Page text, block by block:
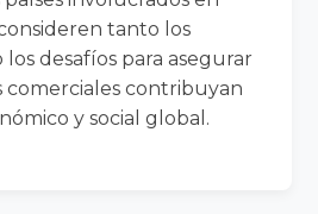
tanto los
desafíos para asegurar
comerciales contribuyan
y social global.